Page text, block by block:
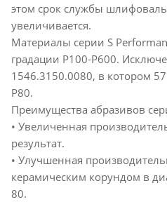
этом срок службы
увеличивается.
Материалы серии S
градации P100-P600.
1546.3150.0080, в котором
P80.
Преимущества абразивов
• Увеличенная
результат.
• Улучшенная
керамическим корундом в
80.